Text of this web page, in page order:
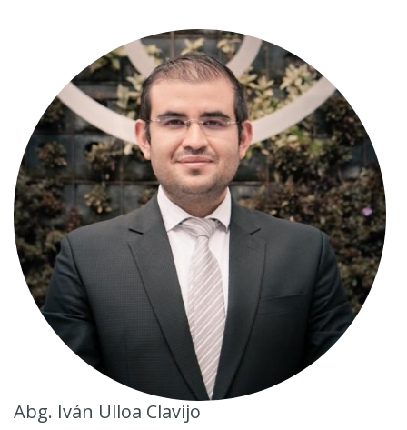
Abg. Iván Ulloa Clavijo